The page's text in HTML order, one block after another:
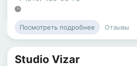
Посмотреть подробнее Отзывы
Studio Vizar